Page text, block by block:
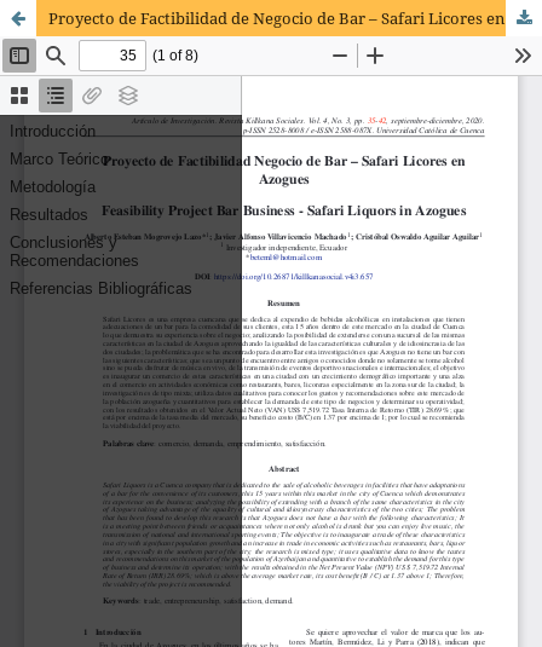
Proyecto de Factibilidad de Negocio de Bar – Safari Licores en Azogues